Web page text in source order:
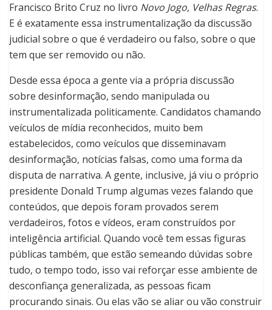
Francisco Brito Cruz no livro Novo Jogo, Velhas Regras.
E é exatamente essa instrumentalização da discussão
judicial sobre o que é verdadeiro ou falso, sobre o que
tem que ser removido ou não.
Desde essa época a gente via a própria discussão
sobre desinformação, sendo manipulada ou
instrumentalizada politicamente. Candidatos chamando
veículos de mídia reconhecidos, muito bem
estabelecidos, como veículos que disseminavam
desinformação, notícias falsas, como uma forma da
disputa de narrativa. A gente, inclusive, já viu o próprio
presidente Donald Trump algumas vezes falando que
conteúdos, que depois foram provados serem
verdadeiros, fotos e vídeos, eram construídos por
inteligência artificial. Quando você tem essas figuras
públicas também, que estão semeando dúvidas sobre
tudo, o tempo todo, isso vai reforçar esse ambiente de
desconfiança generalizada, as pessoas ficam
procurando sinais. Ou elas vão se aliar ou vão construir